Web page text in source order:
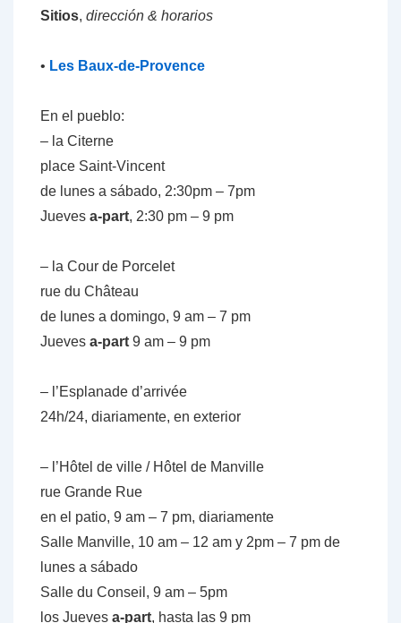
Sitios, dirección & horarios
• Les Baux-de-Provence
En el pueblo:
– la Citerne
place Saint-Vincent
de lunes a sábado, 2:30pm – 7pm
Jueves a-part, 2:30 pm – 9 pm
– la Cour de Porcelet
rue du Château
de lunes a domingo, 9 am – 7 pm
Jueves a-part 9 am – 9 pm
– l’Esplanade d’arrivée
24h/24, diariamente, en exterior
– l’Hôtel de ville / Hôtel de Manville
rue Grande Rue
en el patio, 9 am – 7 pm, diariamente
Salle Manville, 10 am – 12 am y 2pm – 7 pm de
lunes a sábado
Salle du Conseil, 9 am – 5pm
los Jueves a-part, hasta las 9 pm